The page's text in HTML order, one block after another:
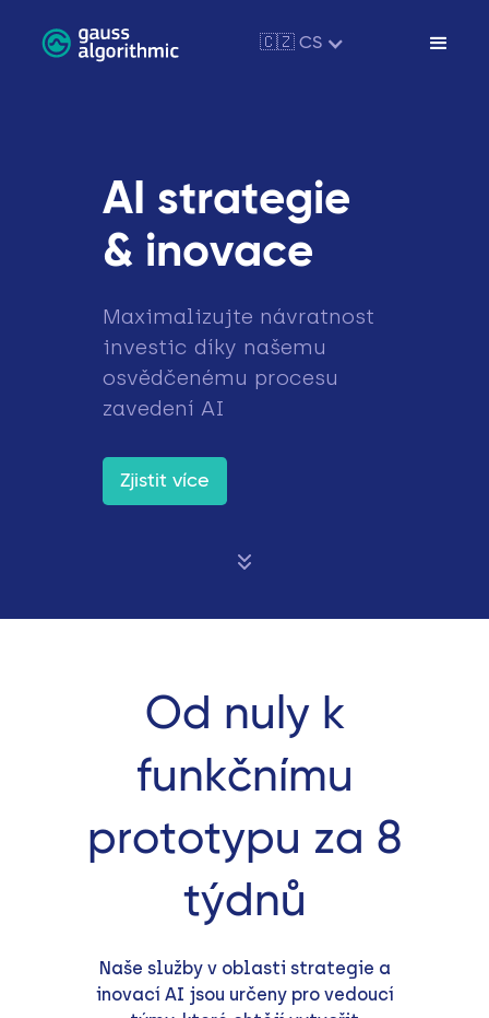
🇨🇿 CS
AI strategie
& inovace
Maximalizujte návratnost
investic díky našemu
osvědčenému procesu
zavedení AI
Zjistit více
Od nuly k
funkčnímu
prototypu za 8
týdnů
Naše služby v oblasti strategie a
inovací AI jsou určeny pro vedoucí